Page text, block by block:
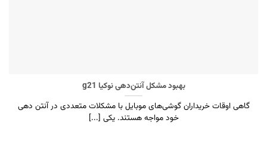
بهبود مشکل آنتن‌دهی نوکیا g21
گاهی اوقات خریداران گوشی‌های موبایل با مشکلات متعددی در آنتن دهی
خود مواجه هستند. یکی [...]